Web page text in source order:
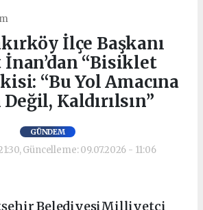
İlçe Başkanı
“Bisiklet
“Bu Yol Amacına
Kaldırılsın”
GÜNDEM
Güncelleme: 09.07.2026 - 11:06
BelediyesiMilliyetçi